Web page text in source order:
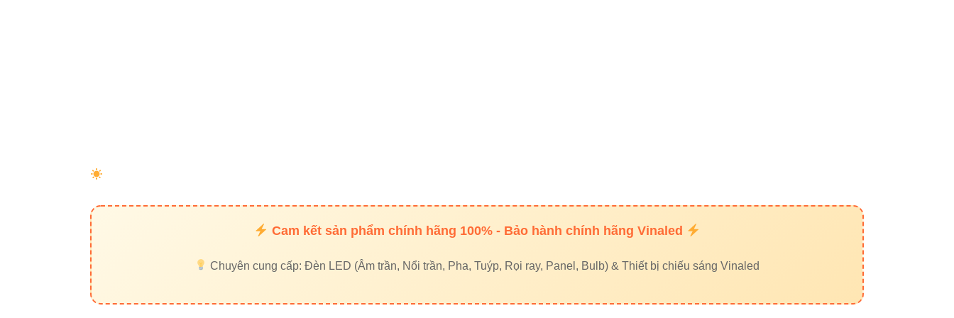
Đèn led Vinaled
37C Street No. 1, Long Trường Ward, Thủ Đức City, TP.HCM
Website:Đèn led Vinaled
Cam kết sản phẩm chính hãng 100% - Bảo hành chính hãng Vinaled
Chuyên cung cấp: Đèn LED (Âm trần, Nổi trần, Pha, Tuýp, Rọi ray, Panel, Bulb) & Thiết bị chiếu sáng Vinaled